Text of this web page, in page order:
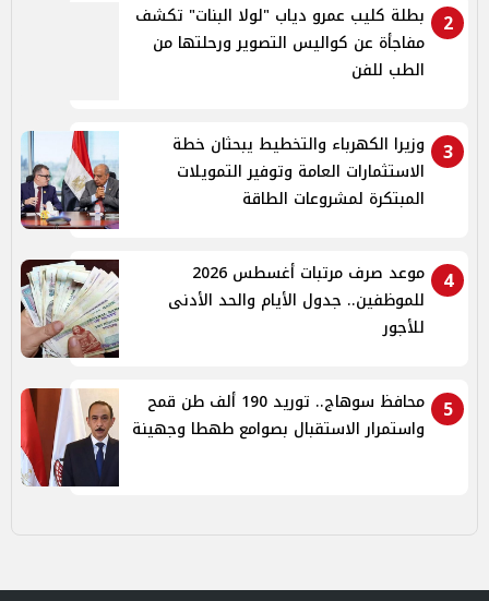
2
بطلة كليب عمرو دياب "لولا البنات" تكشف
مفاجأة عن كواليس التصوير ورحلتها من
الطب للفن
3
وزيرا الكهرباء والتخطيط يبحثان خطة
الاستثمارات العامة وتوفير التمويلات
المبتكرة لمشروعات الطاقة
4
موعد صرف مرتبات أغسطس 2026
للموظفين.. جدول الأيام والحد الأدنى
للأجور
5
محافظ سوهاج.. توريد 190 ألف طن قمح
واستمرار الاستقبال بصوامع طهطا وجهينة